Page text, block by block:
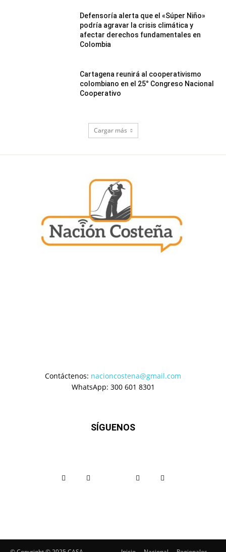
Defensoría alerta que el «Súper Niño»
podría agravar la crisis climática y
afectar derechos fundamentales en
Colombia
Cartagena reunirá al cooperativismo
colombiano en el 25° Congreso Nacional
Cooperativo
Cargar más
Contáctenos: nacioncostena@gmail.com
WhatsApp: 300 601 8301
SÍGUENOS